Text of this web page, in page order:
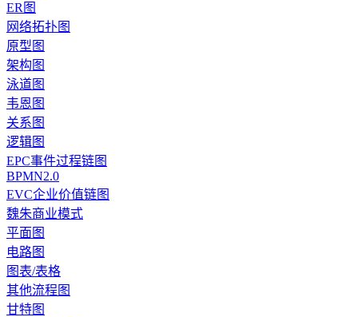
ER图
网络拓扑图
原型图
架构图
泳道图
韦恩图
关系图
逻辑图
EPC事件过程链图
BPMN2.0
EVC企业价值链图
魏朱商业模式
平面图
电路图
图表/表格
其他流程图
甘特图